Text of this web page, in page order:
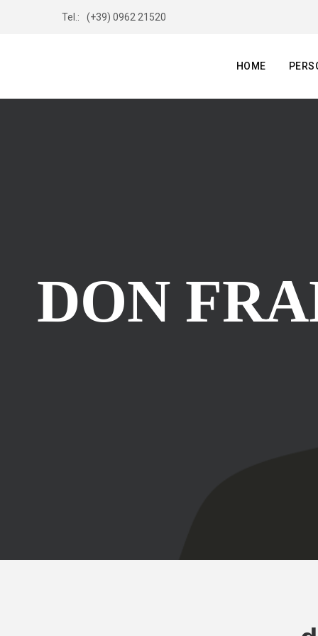
Tel.: (+39) 0962 21520
HOME
DON